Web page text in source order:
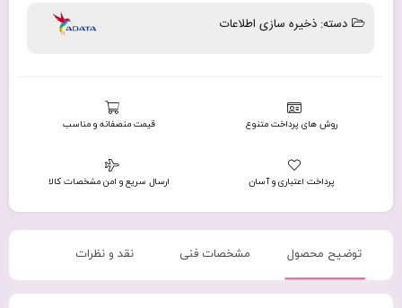
دسته: ذخیره سازی اطلاعات
روش های پرداخت متنوع قیمت منصفانه و مناسب
پرداخت اعتباری و آسان ارسال سریع و امن مشخصات کالا
توضیح محصول مشخصات فنی نقد و نظرات